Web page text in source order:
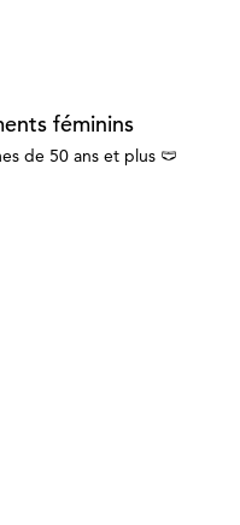
féminins
de 50 ans et plus 🩲